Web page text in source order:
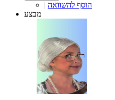
| הוסף להשוואה
מבצע